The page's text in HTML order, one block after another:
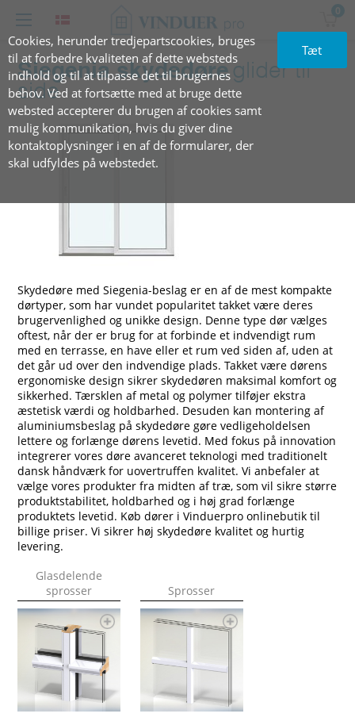
Cookies, herunder tredjepartscookies, bruges
til at forbedre kvaliteten af dette websteds
indhold og til at tilpasse det til brugernes
behov. Ved at fortsætte med at bruge dette
websted accepterer du brugen af cookies samt
mulig kommunikation, hvis du giver dine
kontaktoplysninger i en af de formularer, der
skal udfyldes på webstedet.
Tæt
0
Siegenia skydedøre glider til
side
Skydedøre med Siegenia-beslag er en af de mest kompakte
dørtyper, som har vundet popularitet takket være deres
brugervenlighed og unikke design. Denne type dør vælges
oftest, når der er brug for at forbinde et indvendigt rum
med en terrasse, en have eller et rum ved siden af, uden at
det går ud over den indvendige plads. Takket være dørens
ergonomiske design sikrer skydedøren maksimal komfort og
sikkerhed. Tærsklen af metal og polymer tilføjer ekstra
æstetisk værdi og holdbarhed. Desuden kan montering af
aluminiumsbeslag på skydedøre gøre vedligeholdelsen
lettere og forlænge dørens levetid. Med fokus på innovation
integrerer vores døre avanceret teknologi med traditionelt
dansk håndværk for uovertruffen kvalitet. Vi anbefaler at
vælge vores produkter fra midten af træ, som vil sikre større
produktstabilitet, holdbarhed og i høj grad forlænge
produktets levetid. Køb dører i Vinduerpro onlinebutik til
billige priser. Vi sikrer høj skydedøre kvalitet og hurtig
levering.
Glasdelende
sprosser
Sprosser